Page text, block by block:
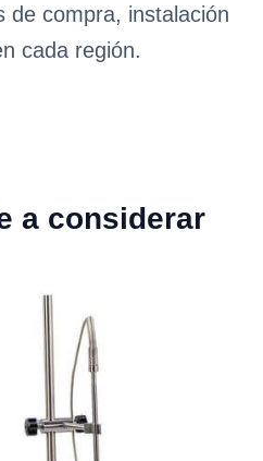
de compra, instalación
cada región.
a considerar